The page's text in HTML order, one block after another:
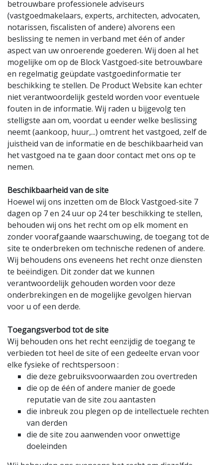
betrouwbare professionele adviseurs
(vastgoedmakelaars, experts, architecten, advocaten,
notarissen, fiscalisten of andere) alvorens een
beslissing te nemen in verband met één of ander
aspect van uw onroerende goederen. Wij doen al het
mogelijke om op de Block Vastgoed-site betrouwbare
en regelmatig geüpdate vastgoedinformatie ter
beschikking te stellen. De Product Website kan echter
niet verantwoordelijk gesteld worden voor eventuele
fouten in de informatie. Wij raden u bijgevolg ten
stelligste aan om, voordat u eender welke beslissing
neemt (aankoop, huur,...) omtrent het vastgoed, zelf de
juistheid van de informatie en de beschikbaarheid van
het vastgoed na te gaan door contact met ons op te
nemen.
Beschikbaarheid van de site
Hoewel wij ons inzetten om de Block Vastgoed-site 7
dagen op 7 en 24 uur op 24 ter beschikking te stellen,
behouden wij ons het recht om op elk moment en
zonder voorafgaande waarschuwing, de toegang tot de
site te onderbreken om technische redenen of andere.
Wij behoudens ons eveneens het recht onze diensten
te beëindigen. Dit zonder dat we kunnen
verantwoordelijk gehouden worden voor deze
onderbrekingen en de mogelijke gevolgen hiervan
voor u of een derde.
Toegangsverbod tot de site
Wij behouden ons het recht eenzijdig de toegang te
verbieden tot heel de site of een gedeelte ervan voor
elke fysieke of rechtspersoon :
die deze gebruiksvoorwaarden zou overtreden
die op de één of andere manier de goede
reputatie van de site zou aantasten
die inbreuk zou plegen op de intellectuele rechten
van derden
die de site zou aanwenden voor onwettige
doeleinden